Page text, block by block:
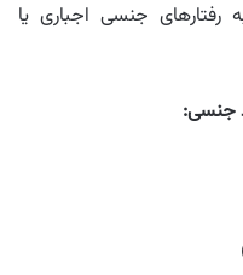
جنسی اجباری یا
جنسی: